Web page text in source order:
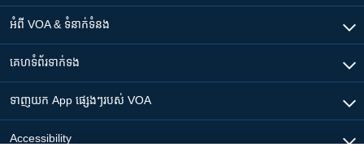
អំពី​ VOA & ទំនាក់ទំនង
គេហទំព័រ​​ទាក់ទង
ទាញយក​ App ផ្សេងៗ​របស់​ VOA
Accessibility